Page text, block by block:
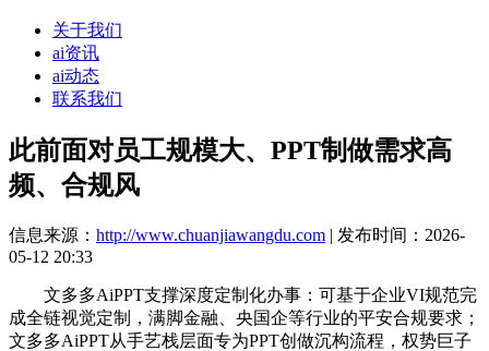
关于我们
ai资讯
ai动态
联系我们
此前面对员工规模大、PPT制做需求高
频、合规风
信息来源： http://www.chuanjiawangdu.com | 发布时间：2026-
05-12 20:33
文多多AiPPT支撑深度定制化办事：可基于企业VI规范完
成全链视觉定制，满脚金融、央国企等行业的平安合规要求；
文多多AiPPT从手艺栈层面专为PPT创做沉构流程，权势巨子